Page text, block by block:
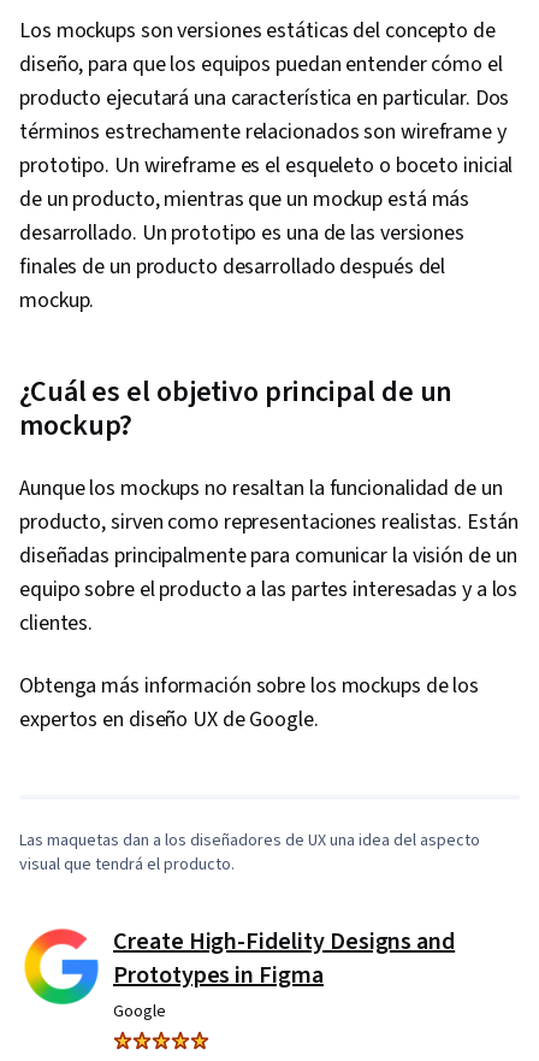
Los mockups son versiones estáticas del concepto de
diseño, para que los equipos puedan entender cómo el
producto ejecutará una característica en particular. Dos
términos estrechamente relacionados son wireframe y
prototipo. Un wireframe es el esqueleto o boceto inicial
de un producto, mientras que un mockup está más
desarrollado. Un prototipo es una de las versiones
finales de un producto desarrollado después del
mockup.
¿Cuál es el objetivo principal de un
mockup?
Aunque los mockups no resaltan la funcionalidad de un
producto, sirven como representaciones realistas. Están
diseñadas principalmente para comunicar la visión de un
equipo sobre el producto a las partes interesadas y a los
clientes.
Obtenga más información sobre los mockups de los
expertos en diseño UX de Google.
1:20/3:38
Las maquetas dan a los diseñadores de UX una idea del aspecto
visual que tendrá el producto.
Create High-Fidelity Designs and
Prototypes in Figma
Google